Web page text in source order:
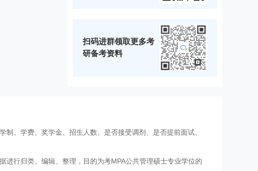
扫码进群领取更多考
研备考资料
、学费、奖学金、招生人数、是否接受调剂、是否提前面试、
进行归类、编辑、整理，目的为考MPA公共管理硕士专业学位的